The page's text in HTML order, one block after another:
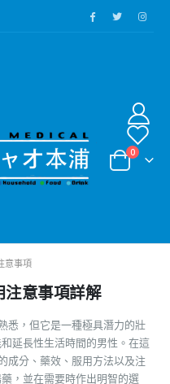
0
意事項
注意事項詳解
悉，但它是一種極具潛力的壯
延長性生活時間的男性。在這
成分、藥效、服用方法以及注
，並在需要時作出明智的選